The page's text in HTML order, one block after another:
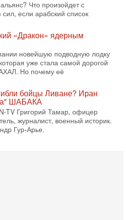
новейшую подводную лодку
уже стала самой дорогой
Но почему её
бойцы Ливане? Иран
ШАБАКА
TV Григорий Тамар, офицер
журналист, военный историк.
Гур-Арье.
- НОВОСТИ
новейшую подводную лодку
самой мощной
Передача прошла на